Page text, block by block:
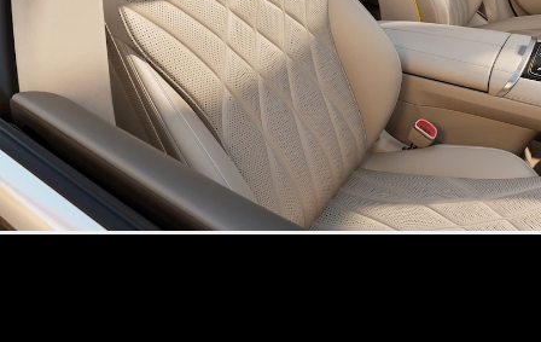
Tutte le
Coupé
CLE Coupé
Mercedes-
AMG GT
Coupé
Mercedes-
AMG GT
Coupé 4
Elettrica